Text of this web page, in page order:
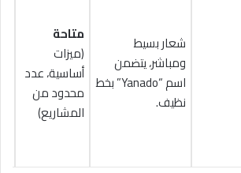
شعار بسيط
ومباشر، يتضمن
اسم “Yanado” بخط
نظيف.
متاحة
(ميزات
أساسية، عدد
محدود من
المشاريع)